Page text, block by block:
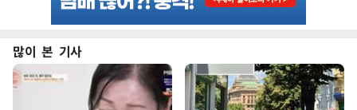
많이 본 기사